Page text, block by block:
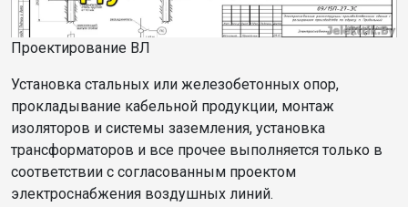
Проектирование ВЛ
Установка стальных или железобетонных опор,
прокладывание кабельной продукции, монтаж
изоляторов и системы заземления, установка
трансформаторов и все прочее выполняется только в
соответствии с согласованным проектом
электроснабжения воздушных линий.